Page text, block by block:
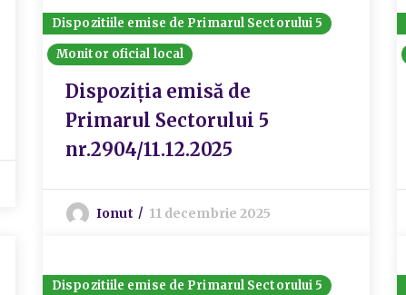
Dispozitiile emise de Primarul Sectorului 5
Monitor oficial local
Dispoziția emisă de
Primarul Sectorului 5
nr.2904/11.12.2025
Ionut 11 decembrie 2025
Dispozitiile emise de Primarul Sectorului 5